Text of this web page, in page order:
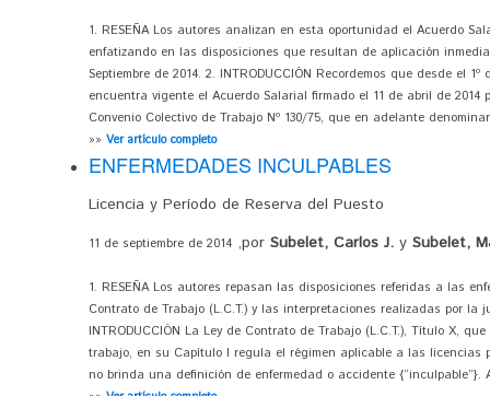
1. RESEÑA Los autores analizan en esta oportunidad el Acuerdo
enfatizando en las disposiciones que resultan de aplicación
Septiembre de 2014. 2. INTRODUCCIÓN Recordemos que desde el
encuentra vigente el Acuerdo Salarial firmado el 11 de abril de
Convenio Colectivo de Trabajo Nº 130/75, que en adelante
»» Ver artículo completo
ENFERMEDADES INCULPABLES
Licencia y Período de Reserva del Puesto
11 de septiembre de 2014 ,por Subelet, Carlos J. y Subelet,
1. RESEÑA Los autores repasan las disposiciones referidas a las
Contrato de Trabajo (L.C.T.) y las interpretaciones realizadas por
INTRODUCCIÓN La Ley de Contrato de Trabajo (L.C.T.), Título X,
trabajo, en su Capítulo I regula el régimen aplicable a las licencias
no brinda una definición de enfermedad o accidente {“inculpable”}.